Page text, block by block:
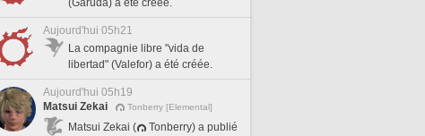
(Garuda) a été créée.
Aujourd'hui 05h21
La compagnie libre "vida de
libertad" (Valefor) a été créée.
Aujourd'hui 05h19
Matsui Zekai
Tonberry [Elemental]
Matsui Zekai (
Tonberry) a publié